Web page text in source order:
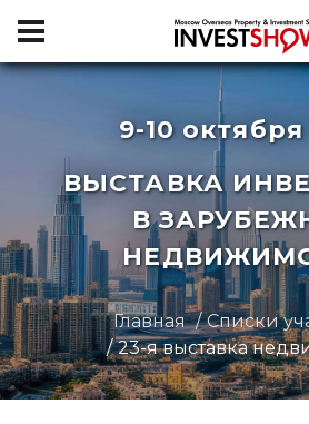
9-10
ВЫСТАВКА
В
Главная
Списки
23-я выставка